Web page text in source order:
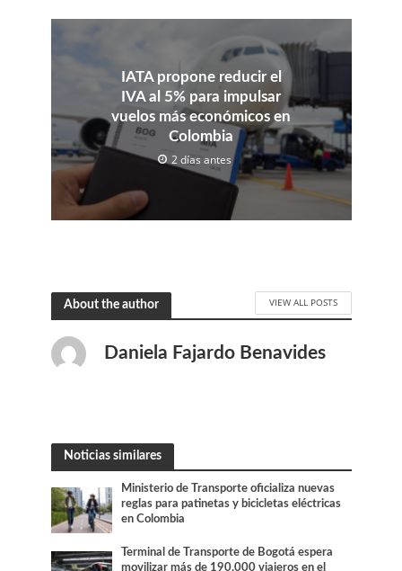
IATA propone reducir el
IVA al 5% para impulsar
vuelos más económicos en
Colombia
2 días antes
About the author VIEW ALL POSTS
Daniela Fajardo Benavides
Noticias similares
Ministerio de Transporte oficializa nuevas
reglas para patinetas y bicicletas eléctricas
en Colombia
Terminal de Transporte de Bogotá espera
movilizar más de 190.000 viajeros en el